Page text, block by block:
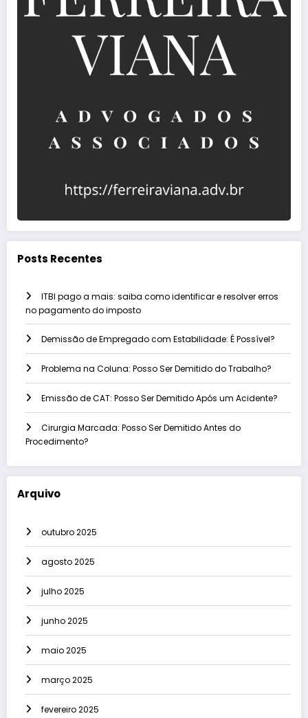
Posts Recentes
ITBI pago a mais: saiba como identificar e resolver erros
no pagamento do imposto
Demissão de Empregado com Estabilidade: É Possível?
Problema na Coluna: Posso Ser Demitido do Trabalho?
Emissão de CAT: Posso Ser Demitido Após um Acidente?
Cirurgia Marcada: Posso Ser Demitido Antes do
Procedimento?
Arquivo
outubro 2025
agosto 2025
julho 2025
junho 2025
maio 2025
março 2025
fevereiro 2025